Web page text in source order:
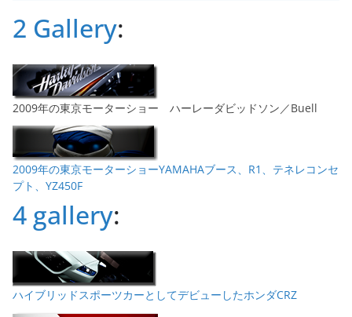
2 Gallery:
2009年の東京モーターショー ハーレーダビッドソン／Buell
2009年の東京モーターショーYAMAHAブース、R1、テネレコンセ
プト、YZ450F
4 gallery:
ハイブリッドスポーツカーとしてデビューしたホンダCRZ